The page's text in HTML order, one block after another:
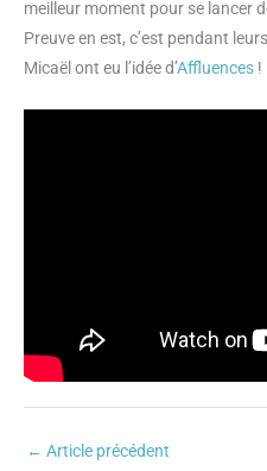
meilleur moment pour se lancer
Preuve en est, c’est pendant
Micaël ont eu l’idée d’Affluences !
← Article précédent